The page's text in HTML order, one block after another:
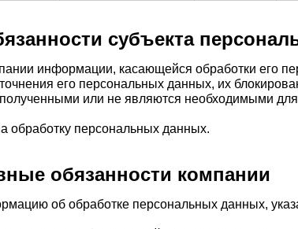
субъекта
информации, касающейся обработки его
его персональных данных, их
или не являются необходимыми
обработку персональных данных.
обязанности компании
об обработке персональных данных,